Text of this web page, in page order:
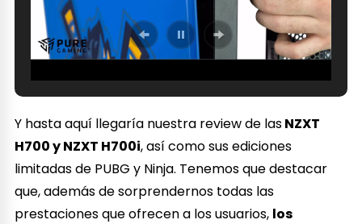
Y hasta aquí llegaría nuestra review de lasNZXT
H700 y NZXT H700i, así como sus ediciones
limitadas de PUBG y Ninja. Tenemos que destacar
que, además de sorprendernos todas las
prestaciones que ofrecen a los usuarios, los